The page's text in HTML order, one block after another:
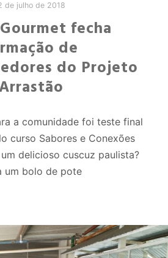
de julho de 2018
fecha
de
do Projeto
a comunidade foi teste final
curso Sabores e Conexões
delicioso cuscuz paulista?
um bolo de pote